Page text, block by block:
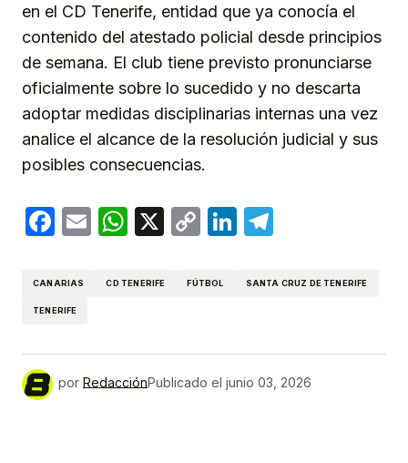
en el CD Tenerife, entidad que ya conocía el
contenido del atestado policial desde principios
de semana. El club tiene previsto pronunciarse
oficialmente sobre lo sucedido y no descarta
adoptar medidas disciplinarias internas una vez
analice el alcance de la resolución judicial y sus
posibles consecuencias.
Facebook
EmailWhatsApp
X
CopyLinkedIn
CANARIAS CD TENERIFE FÚTBOL SANTA CRUZ DE TENERIFE
TENERIFE
por RedacciónPublicado el junio 03, 2026